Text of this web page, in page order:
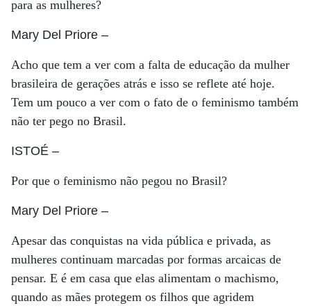
para as mulheres?
Mary Del Priore –
Acho que tem a ver com a falta de educação da mulher
brasileira de gerações atrás e isso se reflete até hoje.
Tem um pouco a ver com o fato de o feminismo também
não ter pego no Brasil.
ISTOÉ –
Por que o feminismo não pegou no Brasil?
Mary Del Priore –
Apesar das conquistas na vida pública e privada, as
mulheres continuam marcadas por formas arcaicas de
pensar. E é em casa que elas alimentam o machismo,
quando as mães protegem os filhos que agridem